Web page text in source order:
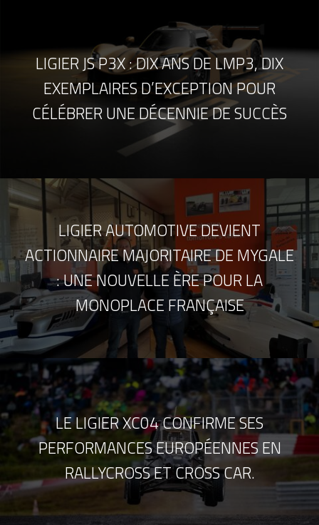
LIGIER JS P3X : DIX ANS DE LMP3, DIX
EXEMPLAIRES D’EXCEPTION POUR
CÉLÉBRER UNE DÉCENNIE DE SUCCÈS
LIGIER AUTOMOTIVE DEVIENT
ACTIONNAIRE MAJORITAIRE DE MYGALE
: UNE NOUVELLE ÈRE POUR LA
MONOPLACE FRANÇAISE
LE LIGIER XC04 CONFIRME SES
PERFORMANCES EUROPÉENNES EN
RALLYCROSS ET CROSS CAR.